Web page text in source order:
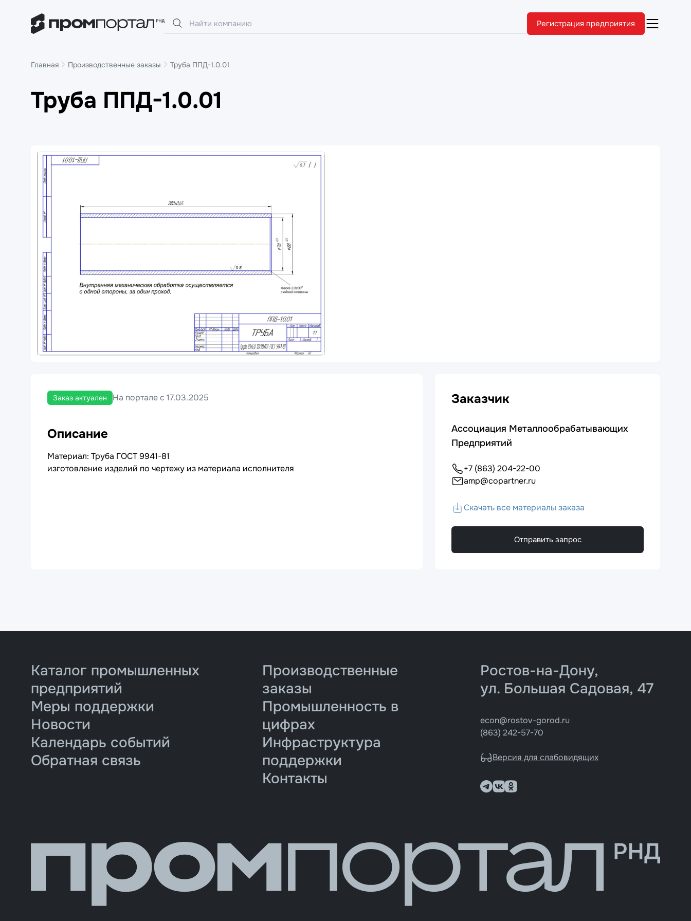
Регистрация предприятия
Главная Производственные заказы Труба ППД-1.0.01
Труба ППД-1.0.01
Заказ актуален На портале с 17.03.2025
Описание
Материал: Труба ГОСТ 9941-81
изготовление изделий по чертежу из материала исполнителя
Заказчик
Ассоциация Металлообрабатывающих
Предприятий
+7 (863) 204-22-00
amp@copartner.ru
Скачать все материалы заказа
Отправить запрос
Каталог промышленных
предприятий
Меры поддержки
Новости
Календарь событий
Обратная связь
Производственные
заказы
Промышленность в
цифрах
Инфраструктура
поддержки
Контакты
Ростов-на-Дону,
ул. Большая Садовая, 47
econ@rostov-gorod.ru
(863) 242-57-70
Версия для слабовидящих